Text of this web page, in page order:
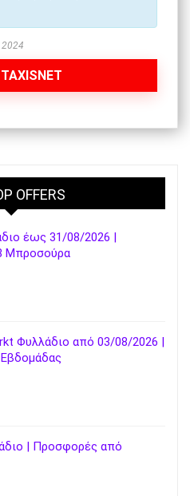
2024
OFFERS
έως 31/08/2026 |
Μπροσούρα
Φυλλάδιο από 03/08/2026 |
| Προσφορές από